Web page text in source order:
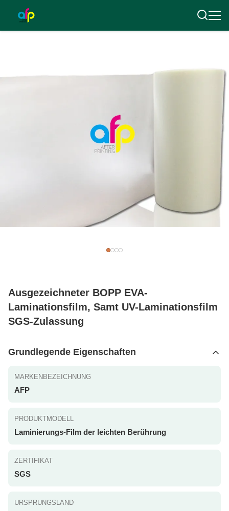
Ausgezeichneter BOPP EVA-
Laminationsfilm, Samt UV-Laminationsfilm
SGS-Zulassung
Grundlegende Eigenschaften
MARKENBEZEICHNUNG
AFP
PRODUKTMODELL
Laminierungs-Film der leichten Berührung
ZERTIFIKAT
SGS
URSPRUNGSLAND